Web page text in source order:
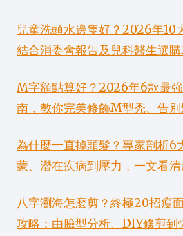
兒童洗頭水邊隻好？2026年10
結合消委會報告及兒科醫生選
M字額點算好？2026年6款最
南，教你完美修飾M型禿、告別
為什麼一直掉頭髮？專家剖析6
蒙、潛在疾病到壓力，一文看
八字瀏海怎麼剪？終極20招瘦
攻略：由臉型分析、DIY修剪到